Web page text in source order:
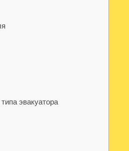
эвакуатора